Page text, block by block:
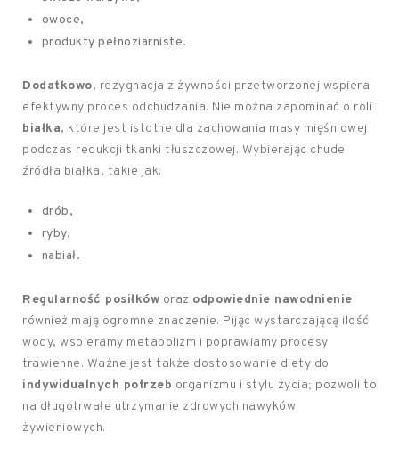
owoce,
produkty pełnoziarniste.
Dodatkowo, rezygnacja z żywności przetworzonej wspiera
efektywny proces odchudzania. Nie można zapominać o roli
białka, które jest istotne dla zachowania masy mięśniowej
podczas redukcji tkanki tłuszczowej. Wybierając chude
źródła białka, takie jak:
drób,
ryby,
nabiał.
Regularność posiłków oraz odpowiednie nawodnienie
również mają ogromne znaczenie. Pijąc wystarczającą ilość
wody, wspieramy metabolizm i poprawiamy procesy
trawienne. Ważne jest także dostosowanie diety do
indywidualnych potrzeb organizmu i stylu życia; pozwoli to
na długotrwałe utrzymanie zdrowych nawyków
żywieniowych.